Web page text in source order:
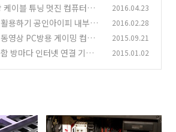
케이블 튜닝 멋진 컴퓨터를
2016.04.23
용하기 공인아이피 내부아
2016.02.28
영상 PC방용 게이밍 컴퓨
2015.09.21
방마다 인터넷 연결 기가인
2015.01.02